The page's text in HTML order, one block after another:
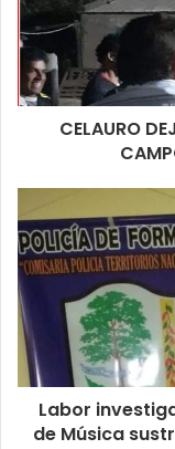
CELAURO
Labor
de Música